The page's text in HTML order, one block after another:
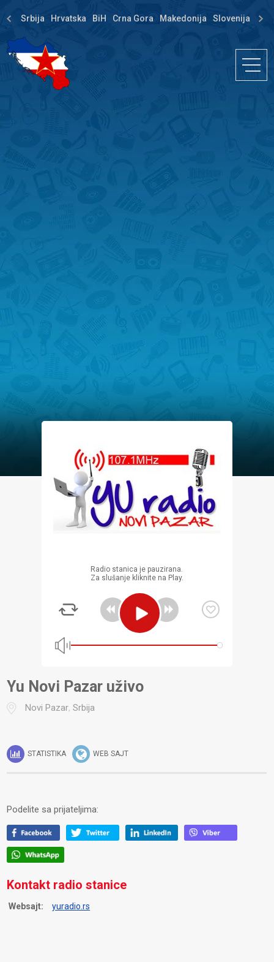
Srbija Hrvatska BiH Crna Gora Makedonija Slovenija
Radio stanica je pauzirana.
Za slušanje kliknite na Play.
Yu Novi Pazar uživo
Novi Pazar,Srbija
STATISTIKA WEB SAJT
Podelite sa prijateljima:
Kontakt radio stanice
Websajt: yuradio.rs